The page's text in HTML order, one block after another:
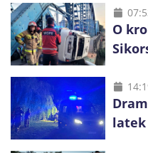
O
latek